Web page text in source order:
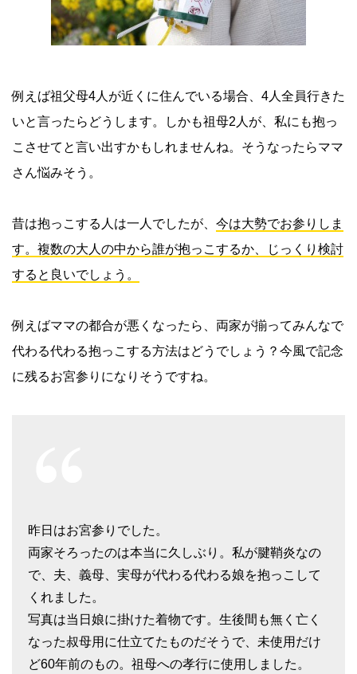
例えば祖父母4人が近くに住んでいる場合、4人全員行きた
いと言ったらどうします。しかも祖母2人が、私にも抱っ
こさせてと言い出すかもしれませんね。そうなったらママ
さん悩みそう。
昔は抱っこする人は一人でしたが、 今は大勢でお参りしま
す。複数の大人の中から誰が抱っこするか、じっくり検討
すると良いでしょう。
例えばママの都合が悪くなったら、両家が揃ってみんなで
代わる代わる抱っこする方法はどうでしょう？今風で記念
に残るお宮参りになりそうですね。
昨日はお宮参りでした。
両家そろったのは本当に久しぶり。私が腱鞘炎なの
で、夫、義母、実母が代わる代わる娘を抱っこして
くれました。
写真は当日娘に掛けた着物です。生後間も無く亡く
なった叔母用に仕立てたものだそうで、未使用だけ
ど60年前のもの。祖母への孝行に使用しました。